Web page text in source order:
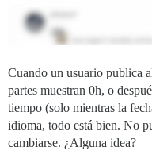
Cuando un usuario publica
partes muestran 0h, o
tiempo (solo mientras la
idioma, todo está bien. No
cambiarse. ¿Alguna idea?